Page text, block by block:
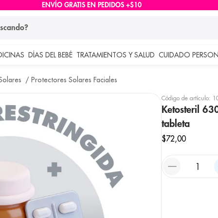
ENVÍO GRATIS EN PEDIDOS +$10
DÍAS DEL BEBÉ TRATAMIENTOS Y SALUD CUIDADO
Protectores Solares Faciales
Código de artículo:
Ketosteril
tableta
$72,00
buscados